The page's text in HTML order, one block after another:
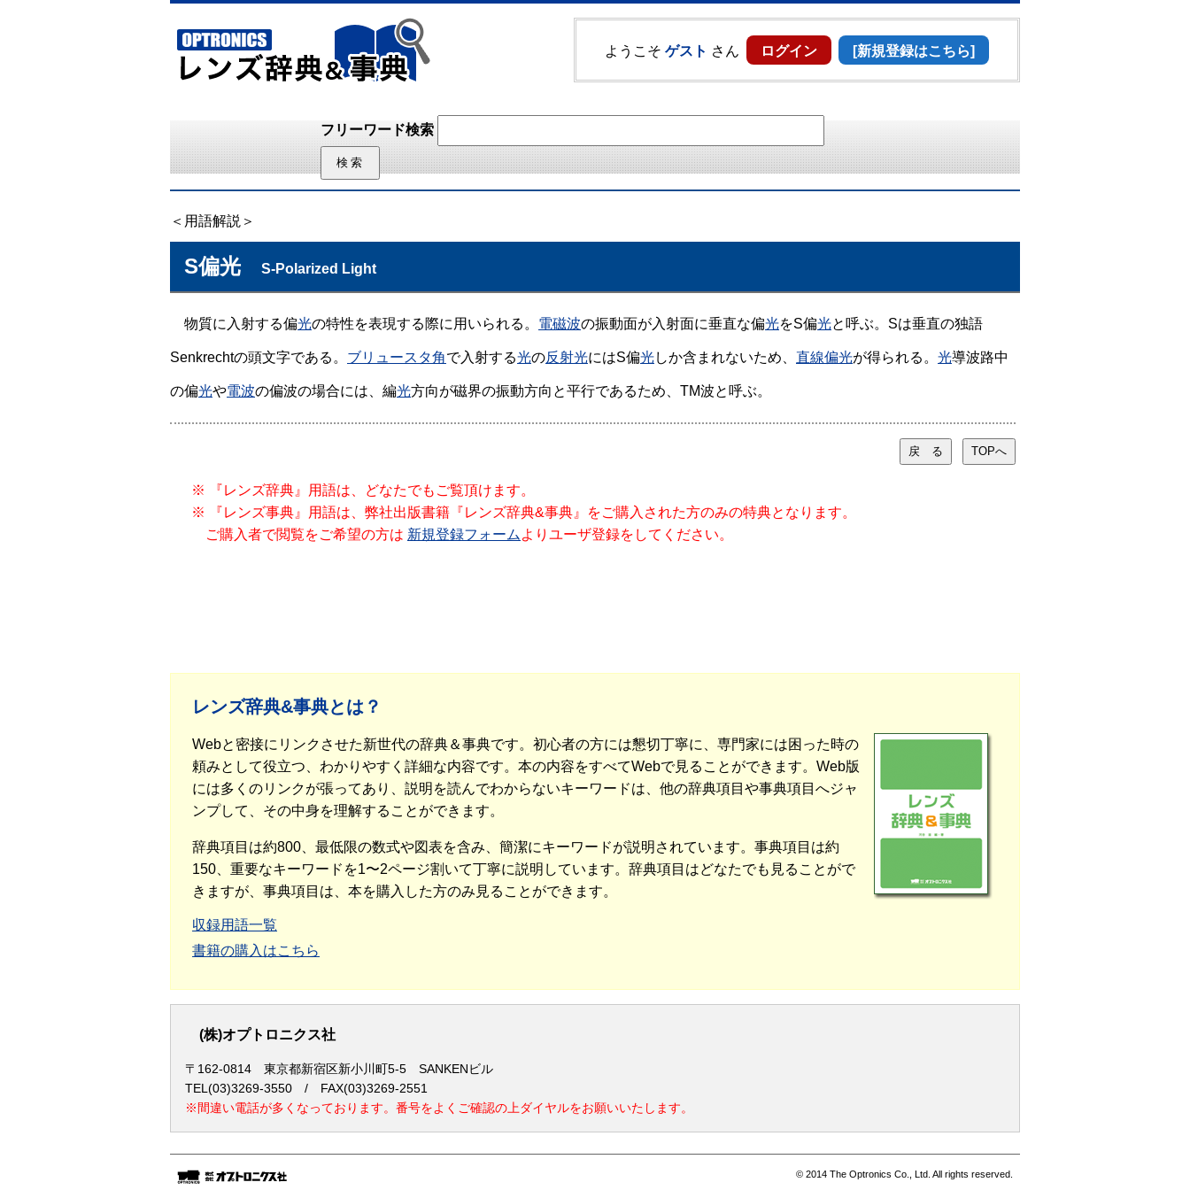
ようこそ ゲスト さん ログイン [新規登録はこちら]
フリーワード検索
＜用語解説＞
S偏光 S-Polarized Light
物質に入射する偏光の特性を表現する際に用いられる。 電磁波の振動面が入射面に垂直な偏光をS偏光と呼ぶ。Sは垂直の独語
Senkrechtの頭文字である。 ブリュースタ角で入射する光の反射光にはS偏光しか含まれないため、 直線偏光が得られる。 光導波路中
の偏光や電波の偏波の場合には、編光方向が磁界の振動方向と平行であるため、TM波と呼ぶ。
※ 『レンズ辞典』用語は、どなたでもご覧頂けます。
※ 『レンズ事典』用語は、弊社出版書籍『レンズ辞典&事典』をご購入された方のみの特典となります。
ご購入者で閲覧をご希望の方は 新規登録フォーム よりユーザ登録をしてください。
レンズ辞典&事典とは？
Webと密接にリンクさせた新世代の辞典＆事典です。初心者の方には懇切丁寧に、専門家には困った時の
頼みとして役立つ、わかりやすく詳細な内容です。本の内容をすべてWebで見ることができます。Web版
には多くのリンクが張ってあり、説明を読んでわからないキーワードは、他の辞典項目や事典項目へジャ
ンプして、その中身を理解することができます。
辞典項目は約800、最低限の数式や図表を含み、簡潔にキーワードが説明されています。事典項目は約
150、重要なキーワードを1〜2ページ割いて丁寧に説明しています。辞典項目はどなたでも見ることがで
きますが、事典項目は、本を購入した方のみ見ることができます。
収録用語一覧
書籍の購入はこちら
(株)オプトロニクス社
〒162-0814 東京都新宿区新小川町5-5 SANKENビル
TEL(03)3269-3550 / FAX(03)3269-2551
※間違い電話が多くなっております。番号をよくご確認の上ダイヤルをお願いいたします。
© 2014 The Optronics Co., Ltd. All rights reserved.